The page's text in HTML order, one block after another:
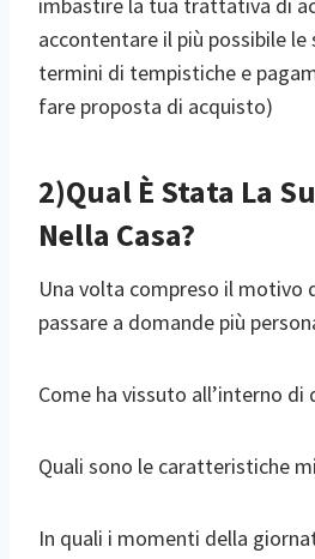
accontentare il più possibile le
termini di tempistiche e
fare proposta di acquisto)
2)Qual È Stata La
Nella Casa?
Una volta compreso il motivo
passare a domande più
Come ha vissuto all’interno di
Quali sono le caratteristiche
In quali i momenti della